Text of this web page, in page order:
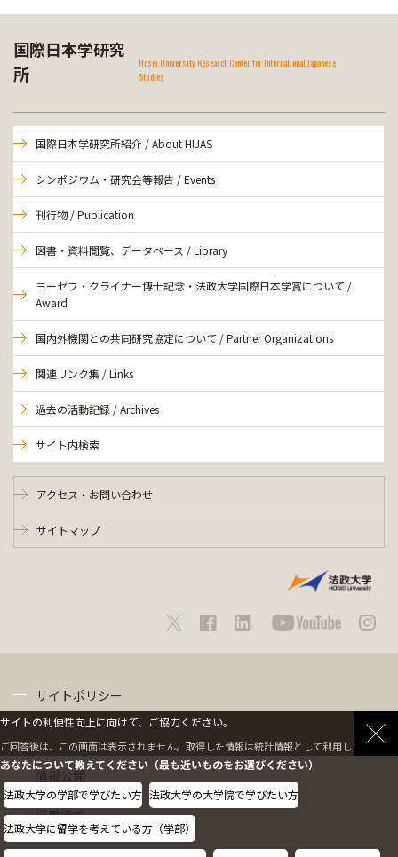
国際日本学研究
所
Hosei University Research Center for International Japanese
Studies
国際日本学研究所紹介 / About HIJAS
シンポジウム・研究会等報告 / Events
刊行物 / Publication
図書・資料閲覧、データベース / Library
ヨーゼフ・クライナー博士記念・法政大学国際日本学賞について /
Award
国内外機関との共同研究協定について / Partner Organizations
関連リンク集 / Links
過去の活動記録 / Archives
サイト内検索
アクセス・お問い合わせ
サイトマップ
サイトポリシー
情報公開
採用情報
サイトの利便性向上に向けて、ご協力ください。
ご回答後は、この画面は表示されません。取得した情報は統計情報として利用します。
あなたについて教えてください（最も近いものをお選びください）
法政大学の学部で学びたい方 法政大学の大学院で学びたい方
法政大学に留学を考えている方（学部）